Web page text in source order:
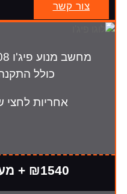
צור קשר
כולל
אחריות לחצי
₪1540 + מע"מ